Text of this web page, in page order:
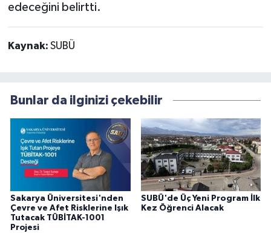
edeceğini belirtti.
Kaynak: SUBÜ
Bunlar da ilginizi çekebilir
Sakarya Üniversitesi'nden
Çevre ve Afet Risklerine Işık
Tutacak TÜBİTAK-1001
Projesi
SUBÜ'de Üç Yeni Program İlk
Kez Öğrenci Alacak